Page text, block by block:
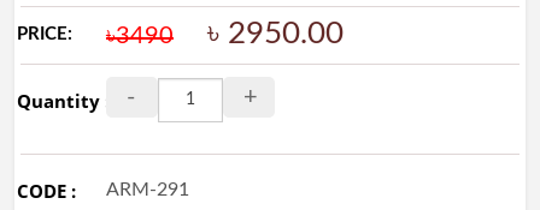
Leather
Ladies
Shoes
Artificial
PRICE: ৳3490 ৳ 2950.00
Quantity : - +
CODE : ARM-291